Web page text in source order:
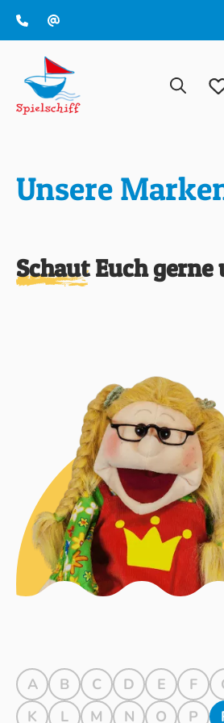
Unsere
Schaut Euch
A B C D E F
K
L M N O P